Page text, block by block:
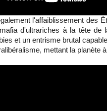
l'affaiblissement des
d'ultrariches à la tête de
et un entrisme brutal
mettant la planète